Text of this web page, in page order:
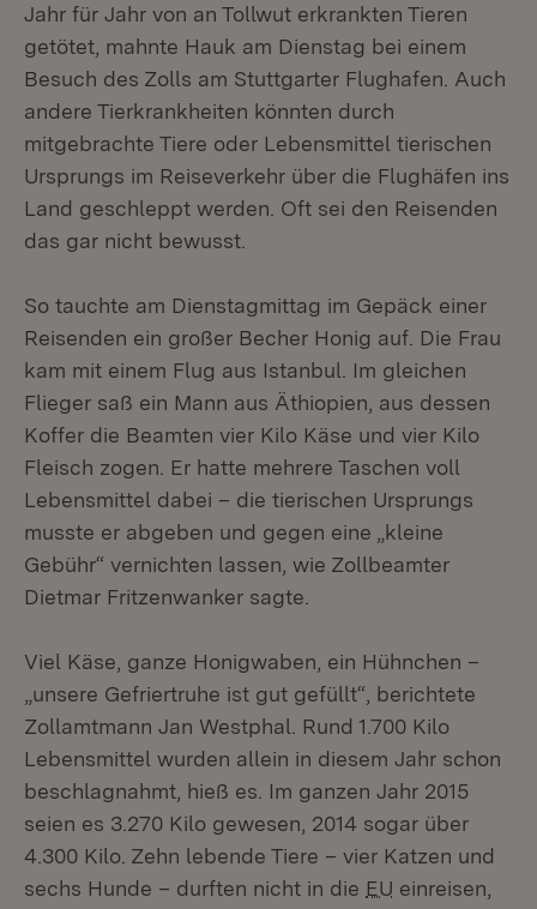
Jahr für Jahr von an Tollwut erkrankten Tieren
getötet, mahnte Hauk am Dienstag bei einem
Besuch des Zolls am Stuttgarter Flughafen. Auch
andere Tierkrankheiten könnten durch
mitgebrachte Tiere oder Lebensmittel tierischen
Ursprungs im Reiseverkehr über die Flughäfen ins
Land geschleppt werden. Oft sei den Reisenden
das gar nicht bewusst.
So tauchte am Dienstagmittag im Gepäck einer
Reisenden ein großer Becher Honig auf. Die Frau
kam mit einem Flug aus Istanbul. Im gleichen
Flieger saß ein Mann aus Äthiopien, aus dessen
Koffer die Beamten vier Kilo Käse und vier Kilo
Fleisch zogen. Er hatte mehrere Taschen voll
Lebensmittel dabei – die tierischen Ursprungs
musste er abgeben und gegen eine „kleine
Gebühr“ vernichten lassen, wie Zollbeamter
Dietmar Fritzenwanker sagte.
Viel Käse, ganze Honigwaben, ein Hühnchen –
„unsere Gefriertruhe ist gut gefüllt“, berichtete
Zollamtmann Jan Westphal. Rund 1.700 Kilo
Lebensmittel wurden allein in diesem Jahr schon
beschlagnahmt, hieß es. Im ganzen Jahr 2015
seien es 3.270 Kilo gewesen, 2014 sogar über
4.300 Kilo. Zehn lebende Tiere – vier Katzen und
sechs Hunde – durften nicht in die EU einreisen,